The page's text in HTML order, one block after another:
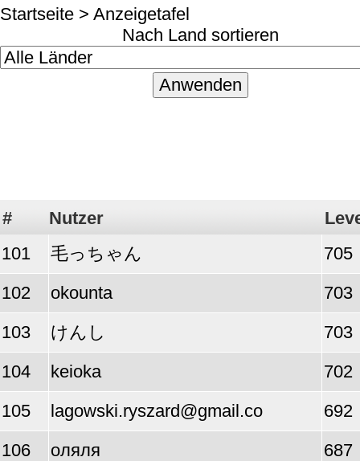
Startseite > Anzeigetafel
Nach Land sortieren
# Nutzer
101
毛っちゃん
705
102
okounta
703
103
けんし
703
104
keioka
702
105
lagowski.ryszard@gmail.co
692
106
оляля
687